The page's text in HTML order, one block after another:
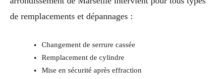
de remplacements et dépannages :
Changement de serrure cassée
Remplacement de cylindre
Mise en sécurité après effraction